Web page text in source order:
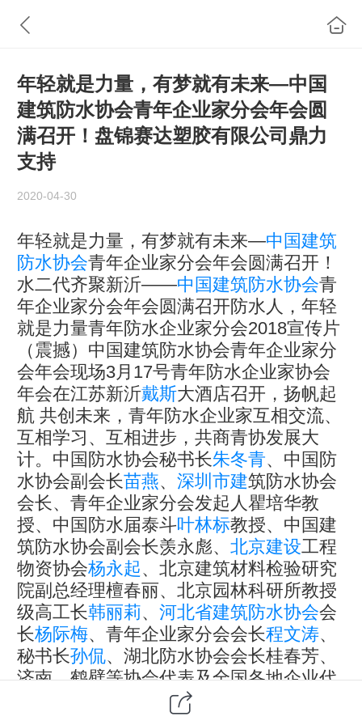
年轻就是力量，有梦就有未来—中国
建筑防水协会青年企业家分会年会圆
满召开！盘锦赛达塑胶有限公司鼎力
支持
2020-04-30
年轻就是力量，有梦就有未来—中国建筑
防水协会青年企业家分会年会圆满召开！
水二代齐聚新沂——中国建筑防水协会青
年企业家分会年会圆满召开防水人，年轻
就是力量青年防水企业家分会2018宣传片
（震撼）中国建筑防水协会青年企业家分
会年会现场3月17号青年防水企业家协会
年会在江苏新沂戴斯大酒店召开，扬帆起
航 共创未来，青年防水企业家互相交流、
互相学习、互相进步，共商青协发展大
计。中国防水协会秘书长朱冬青、中国防
水协会副会长苗燕、 深圳市建筑防水协会
会长、青年企业家分会发起人瞿培华教
授、中国防水届泰斗叶林标教授、中国建
筑防水协会副会长羡永彪、 北京建设工程
物资协会杨永起、北京建筑材料检验研究
院副总经理檀春丽、北京园林科研所教授
级高工长韩丽莉、 河北省建筑防水协会会
长杨际梅、青年企业家分会会长程文涛、
秘书长孙侃、湖北防水协会会长桂春芳、
济南、鹤壁等协会代表及全国各地企业代
表参加了此次会议，大会共计400余人。